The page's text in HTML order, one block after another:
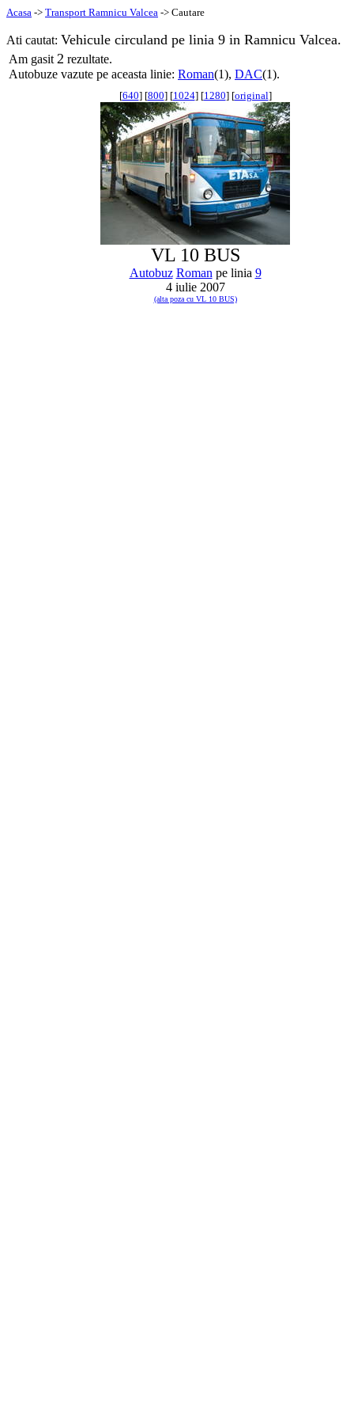
Acasa -> Transport Ramnicu Valcea -> Cautare
Ati cautat: Vehicule circuland pe linia 9 in Ramnicu Valcea.
Am gasit 2 rezultate.
Autobuze vazute pe aceasta linie: Roman(1), DAC(1).
[640] [800] [1024] [1280] [original]
VL 10 BUS
Autobuz Roman pe linia 9
4 iulie 2007
(alta poza cu VL 10 BUS)